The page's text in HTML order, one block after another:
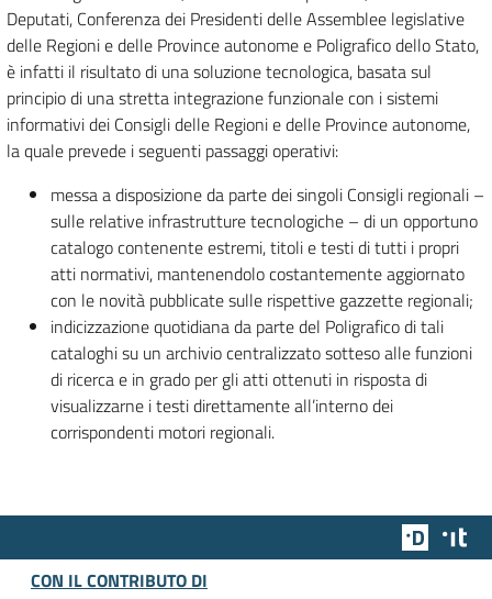
Deputati, Conferenza dei Presidenti delle Assemblee legislative
delle Regioni e delle Province autonome e Poligrafico dello Stato,
è infatti il risultato di una soluzione tecnologica, basata sul
principio di una stretta integrazione funzionale con i sistemi
informativi dei Consigli delle Regioni e delle Province autonome,
la quale prevede i seguenti passaggi operativi:
messa a disposizione da parte dei singoli Consigli regionali –
sulle relative infrastrutture tecnologiche – di un opportuno
catalogo contenente estremi, titoli e testi di tutti i propri
atti normativi, mantenendolo costantemente aggiornato
con le novità pubblicate sulle rispettive gazzette regionali;
indicizzazione quotidiana da parte del Poligrafico di tali
cataloghi su un archivio centralizzato sotteso alle funzioni
di ricerca e in grado per gli atti ottenuti in risposta di
visualizzarne i testi direttamente all’interno dei
corrispondenti motori regionali.
Team
CON IL CONTRIBUTO DI